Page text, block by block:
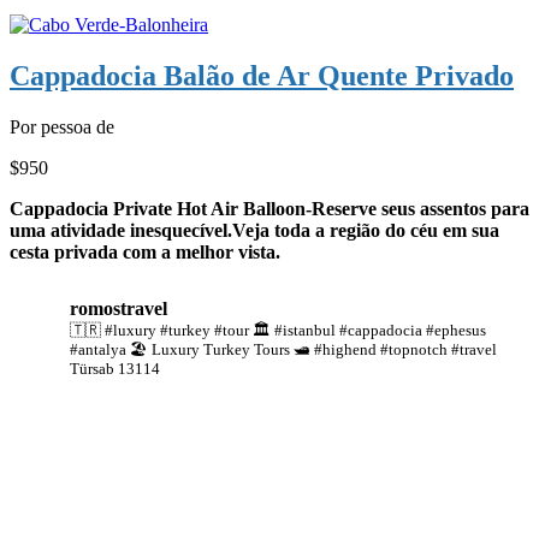
Cappadocia Balão de Ar Quente Privado
Por pessoa de
$950
Cappadocia Private Hot Air Balloon-Reserve seus assentos para
uma atividade inesquecível.Veja toda a região do céu em sua
cesta privada com a melhor vista.
romostravel
🇹🇷 #luxury #turkey #tour 🏛️ #istanbul #cappadocia #ephesus
#antalya 🏖️ Luxury Turkey Tours 🛥️ #highend #topnotch #travel
Türsab 13114